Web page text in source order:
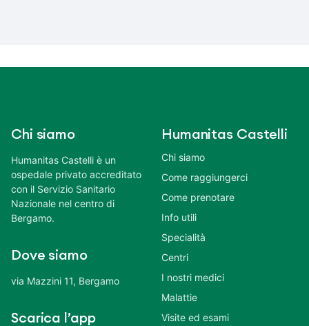
Chi siamo
Humanitas Castelli è un
ospedale privato accreditato
con il Servizio Sanitario
Nazionale nel centro di
Bergamo.
Dove siamo
via Mazzini 11, Bergamo
Scarica l’app
Humanitas Castelli
Chi siamo
Come raggiungerci
Come prenotare
Info utili
Specialità
Centri
I nostri medici
Malattie
Visite ed esami